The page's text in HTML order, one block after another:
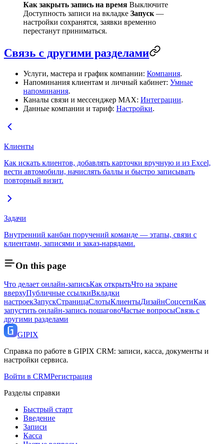
Как закрыть запись на время Выключите
Доступность записи на вкладке Запуск —
настройки сохранятся, заявки временно
перестанут приниматься.
Связь с другими разделами
Услуги, мастера и график компании: Компания.
Напоминания клиентам и личный кабинет: Умные
напоминания.
Каналы связи и мессенджер MAX: Интеграции.
Данные компании и тариф: Настройки.
Клиенты
Как искать клиентов, добавлять карточки вручную и из Excel,
вести автомобили, начислять баллы и быстро записывать
повторный визит.
Задачи
Внутренний канбан поручений команде — этапы, связи с
клиентами, записями и заказ-нарядами.
On this page
Что делает онлайн-записьКак открытьЧто на экране
вверхуПубличные ссылкиВкладки
настроекЗапускСтраницаСлотыКлиентыДизайнСоцсетиКак
запустить онлайн-запись пошаговоЧастые вопросыСвязь с
другими разделами
GIPIX
Справка по работе в GIPIX CRM: записи, касса, документы и
настройки сервиса.
Войти в CRMРегистрация
Разделы справки
Быстрый старт
Введение
Записи
Касса